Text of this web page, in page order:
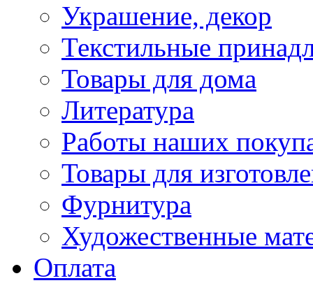
Украшение, декор
Текстильные
Товары для дома
Литература
Работы наших
Товары для
Фурнитура
Художественные
Оплата